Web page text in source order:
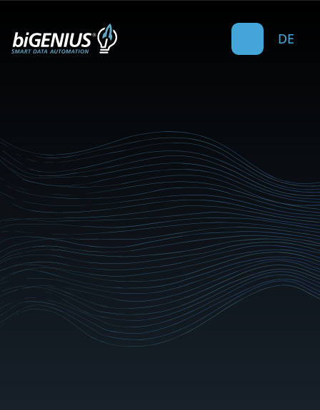
DE
Data automation benefits